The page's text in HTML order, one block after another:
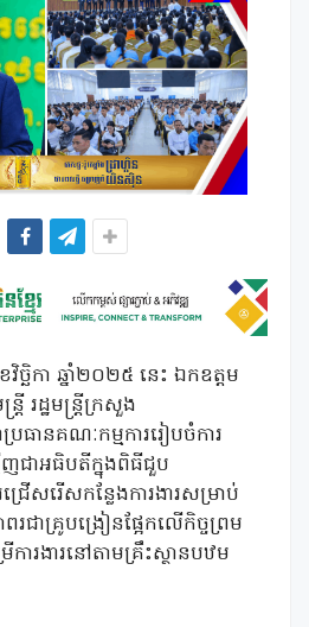
វិច្ឆិកា ឆ្នាំ២០២៥ នេះ ឯកឧត្តម
រដ្ឋមន្រ្តីក្រសួង
ធានគណៈកម្មការរៀបចំការ
ជាអធិបតីក្នុងពិធីជួប
សរើសកន្លែងការងារសម្រាប់
រជាគ្រូបង្រៀនផ្អែកលើកិច្ចព្រម
ការងារនៅតាមគ្រឹះស្ថានបឋម